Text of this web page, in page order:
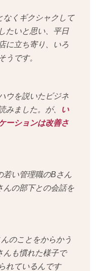
なくギクシャクして
たいと思い、平日
に立ち寄り、いろ
うです。
ウを説いたビジネ
みました。が、
い
ーションは改善さ
若い管理職のBさん
んの部下との会話を
のことをからかう
んも慣れた様子で
れているんです